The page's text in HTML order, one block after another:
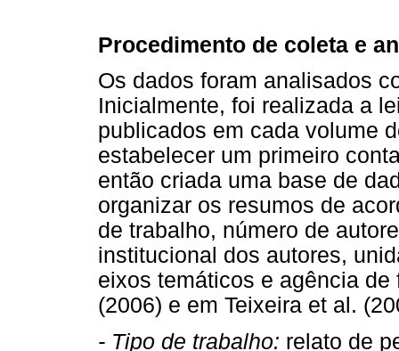
Procedimento de coleta e
Os dados foram analisados
Inicialmente, foi realizada a
publicados em cada volume
estabelecer um primeiro
então criada uma base de
organizar os resumos de
de trabalho, número de
institucional dos autores,
eixos temáticos e agência
(2006) e em Teixeira et al.
- Tipo de trabalho: relato de